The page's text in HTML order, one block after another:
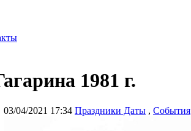
1981 г.
03/04/2021 17:34 Праздники Даты , События